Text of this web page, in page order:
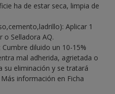
ha de estar seca, limpia de
Aplicar 1
o Selladora AQ.
diluido un 10-15%
mal adherida, agrietada o
su eliminación y se tratará
información en Ficha